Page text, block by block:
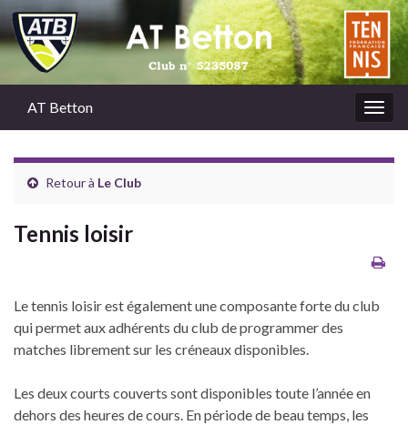
AT Betton
Retour à Le Club
Tennis loisir
Le tennis loisir est également une composante forte du club
qui permet aux adhérents du club de programmer des
matches librement sur les créneaux disponibles.
Les deux courts couverts sont disponibles toute l’année en
dehors des heures de cours. En période de beau temps, les